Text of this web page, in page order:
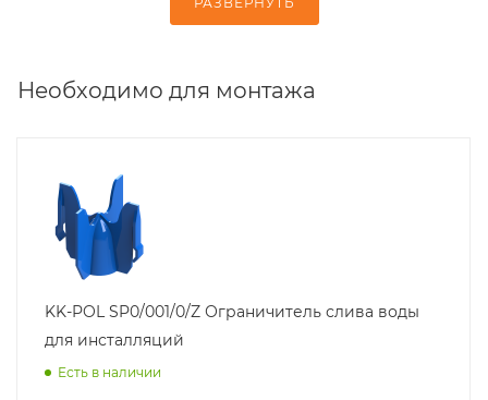
Необходимо для монтажа
KK-POL SP0/001/0/Z Ограничитель слива воды
для инсталляций
Есть в наличии